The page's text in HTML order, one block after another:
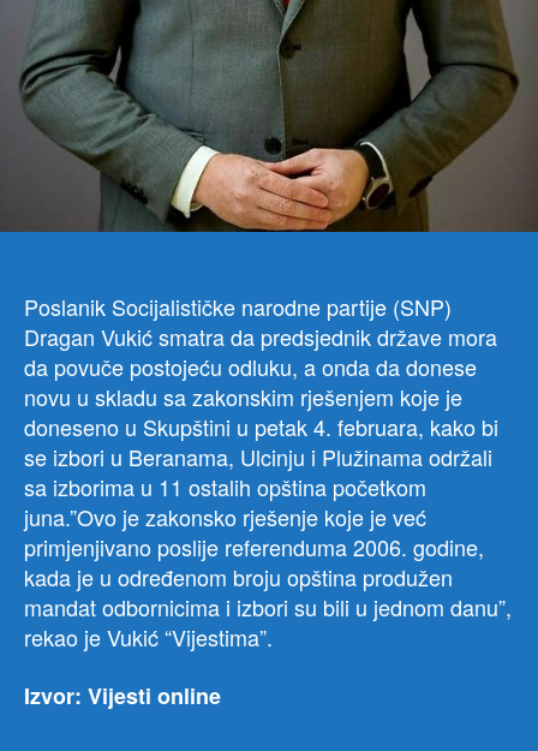
Poslanik Socijalističke narodne partije (SNP)
Dragan Vukić smatra da predsjednik države mora
da povuče postojeću odluku, a onda da donese
novu u skladu sa zakonskim rješenjem koje je
doneseno u Skupštini u petak 4. februara, kako bi
se izbori u Beranama, Ulcinju i Plužinama održali
sa izborima u 11 ostalih opština početkom
juna.”Ovo je zakonsko rješenje koje je već
primjenjivano poslije referenduma 2006. godine,
kada je u određenom broju opština produžen
mandat odbornicima i izbori su bili u jednom danu”,
rekao je Vukić “Vijestima”.
Izvor: Vijesti online